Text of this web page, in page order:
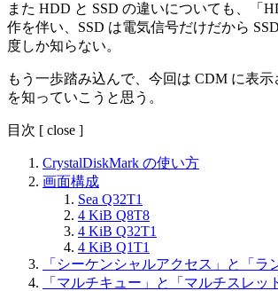
また HDD と SSD の違いについても、「
作を伴い、SSD は電気信号だけだから
度しか知らない。
もう一歩踏み込んで、今回は CDM に表
を知っていこうと思う。
目次 [ close ]
CrystalDiskMark の使い方
画面構成
Sea Q32T1
4 KiB Q8T8
4 KiB Q32T1
4 KiB Q1T1
「シーケンシャルアクセス」と「ラ
「マルチキュー」と「マルチスレッ